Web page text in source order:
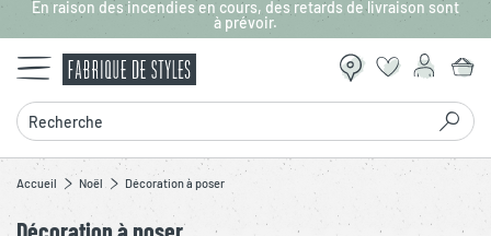
Aller au contenu principal
En raison des incendies en cours, des retards de livraison sont
à prévoir.
Recherche
Accueil Noël Décoration à poser